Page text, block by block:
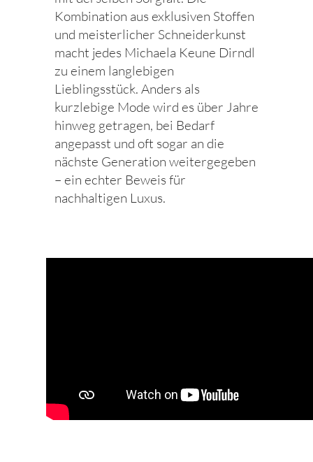
Kombination aus exklusiven Stoffen
und meisterlicher Schneiderkunst
macht jedes Michaela Keune Dirndl
zu einem langlebigen
Lieblingsstück. Anders als
kurzlebige Mode wird es über Jahre
hinweg getragen, bei Bedarf
angepasst und oft sogar an die
nächste Generation weitergegeben
– ein echter Beweis für
nachhaltigen Luxus.